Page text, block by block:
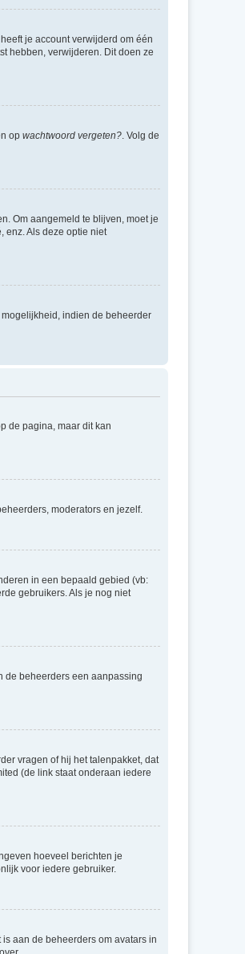
je account verwijderd om één
hebben, verwijderen. Dit doen ze
op wachtwoord vergeten?. Volg de
Om aangemeld te blijven, moet je
enz. Als deze optie niet
indien de beheerder
de pagina, maar dit kan
moderators en jezelf.
in een bepaald gebied (vb:
gebruikers. Als je nog niet
de beheerders een aanpassing
vragen of hij het talenpakket, dat
(de link staat onderaan iedere
hoeveel berichten je
voor iedere gebruiker.
aan de beheerders om avatars in